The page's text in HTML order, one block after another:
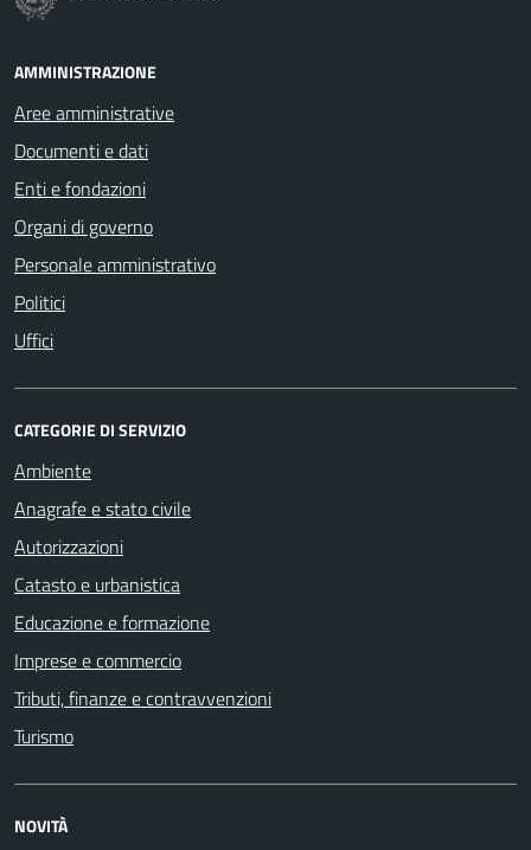
AMMINISTRAZIONE
Aree amministrative
Documenti e dati
Enti e fondazioni
Organi di governo
Personale amministrativo
Politici
Uffici
CATEGORIE DI SERVIZIO
Ambiente
Anagrafe e stato civile
Autorizzazioni
Catasto e urbanistica
Educazione e formazione
Imprese e commercio
Tributi, finanze e contravvenzioni
Turismo
NOVITÀ